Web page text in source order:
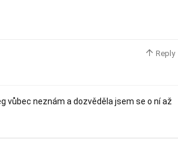
Reply
vůbec neznám a dozvěděla jsem se o ní až